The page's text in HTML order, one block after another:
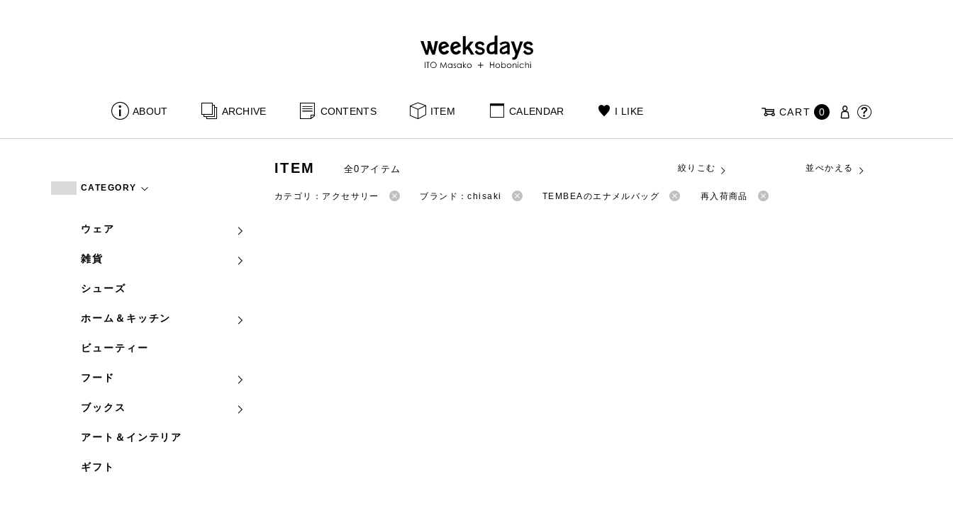
ABOUT ARCHIVE CONTENTS ITEM CALENDAR I LIKE CART 0
CATEGORY
ウェア
雑貨
シューズ
ホーム＆キッチン
ビューティー
フード
ブックス
アート＆インテリア
ギフト
ITEM 全0アイテム 絞りこむ 並べかえる
カテゴリ：アクセサリー ブランド：chisaki TEMBEAのエナメルバッグ 再入荷商品